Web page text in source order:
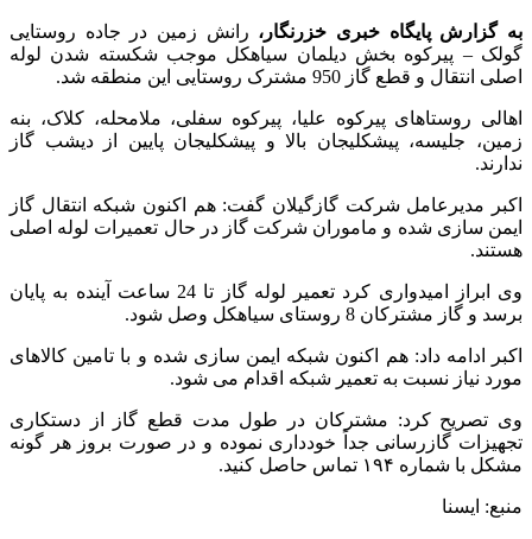
به گزارش پایگاه خبری خزرنگار، رانش زمین در جاده روستایی
گولک – پیرکوه بخش دیلمان سیاهکل موجب شکسته شدن لوله
اصلی انتقال و قطع گاز 950 مشترک روستایی این منطقه شد.
اهالی روستاهای پیرکوه علیا، پیرکوه سفلی، ملامحله، کلاک، بنه
زمین، جلیسه، پیشکلیجان بالا و پیشکلیجان پایین از دیشب گاز
ندارند.
اکبر مدیرعامل شرکت گازگیلان گفت: هم اکنون شبکه انتقال گاز
ایمن سازی شده و ماموران شرکت گاز در حال تعمیرات لوله اصلی
هستند.
وی ابراز امیدواری کرد تعمیر لوله گاز تا 24 ساعت آینده به پایان
برسد و گاز مشترکان 8 روستای سیاهکل وصل شود.
اکبر ادامه داد: هم اکنون شبکه ایمن سازی شده و با تامین کالاهای
مورد نیاز نسبت به تعمیر شبکه اقدام می شود.
وی تصریح کرد: مشترکان در طول مدت قطع گاز از دستکاری
تجهیزات گازرسانی جداً خودداری نموده و در صورت بروز هر گونه
مشکل با شماره ۱۹۴ تماس حاصل کنید.
منبع: ایسنا